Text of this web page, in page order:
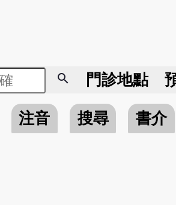
search 門診地點
注音 搜尋
書介